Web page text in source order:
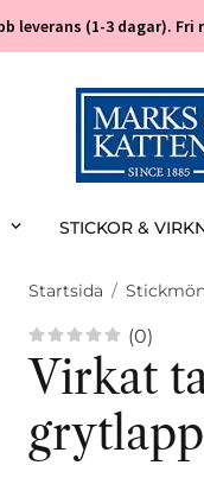
leverans (1-3 dagar).
STICKOR &
Startsida /
(0)
Virkat